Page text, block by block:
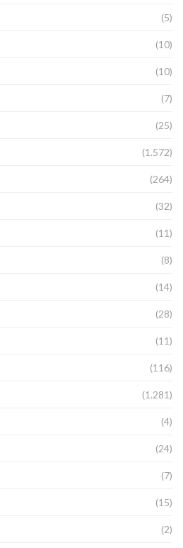
(5)
(10)
(10)
(7)
(25)
(1.572)
(264)
(32)
(11)
(8)
(14)
(28)
(11)
(116)
(1.281)
(4)
(24)
(7)
(15)
(2)